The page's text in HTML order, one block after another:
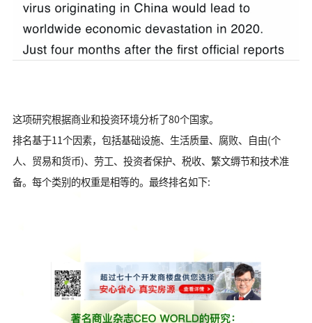
这项研究根据商业和投资环境分析了80个国家。
排名基于11个因素，包括基础设施、生活质量、腐败、自由(个
人、贸易和货币)、劳工、投资者保护、税收、繁文缛节和技术准
备。每个类别的权重是相等的。最终排名如下: